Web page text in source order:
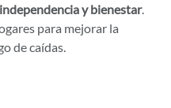
y bienestar.
para mejorar la
de caídas.